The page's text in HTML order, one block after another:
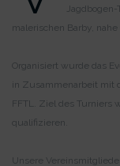
Jagdbogen-
malerischen Barby,
Organisiert wurde das
in Zusammenarbeit mit
FFTL. Ziel des Turniers
qualifizieren.
Unsere